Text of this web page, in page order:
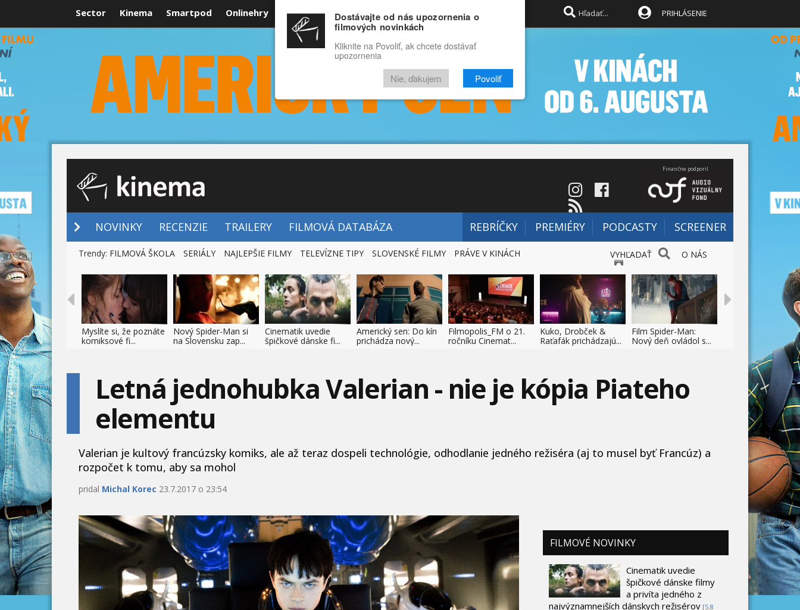
Sector Kinema Smartpod Onlinehry Rozprávky Funny Docu
RECENZIE VIDEÁ FILMY
PRIHLÁSENIE
Finančne podporil
NOVINKY RECENZIE TRAILERY FILMOVÁ DATABÁZA REBRÍČKY PREMIÉRY PODCASTY SCREENER
VYHĽADAŤ O NÁS
Trendy: FILMOVÁ ŠKOLA SERIÁLY NAJLEPŠIE FILMY TELEVÍZNE TIPY SLOVENSKÉ FILMY PRÁVE V KINÁCH
Myslíte si, že poznáte
komiksové fi...
Nový Spider-Man si
na Slovensku zap...
Cinematik uvedie
špičkové dánske fi...
Americký sen: Do kín
prichádza nový...
Filmopolis_FM o 21.
ročníku Cinemat...
Kuko, Drobček &
Raťafák prichádzajú...
Film Spider-Man:
Nový deň ovládol s...
Letná jednohubka Valerian - nie je kópia Piateho
elementu
Valerian je kultový francúzsky komiks, ale až teraz dospeli technológie, odhodlanie jedného režiséra (aj to musel byť Francúz) a
rozpočet k tomu, aby sa mohol
pridal Michal Korec 23.7.2017 o 23:54
FILMOVÉ NOVINKY
Cinematik uvedie
špičkové dánske filmy
a privíta jedného z
najvýznamnejších dánskych režisérov [5.8
Dostávajte od nás upozornenia o
filmových novinkách
Kliknite na Povoliť, ak chcete dostávať
upozornenia
Nie, ďakujem Povoliť